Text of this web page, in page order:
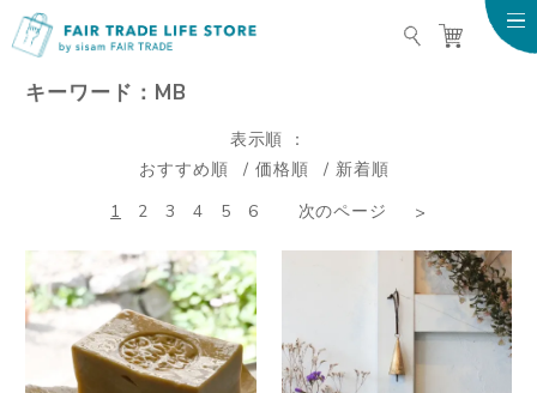
FAIR TRADE LIFE
キーワード：MB
表示順
おすすめ順
価格順
新着順
1
2 3 4 5 6 次のページ